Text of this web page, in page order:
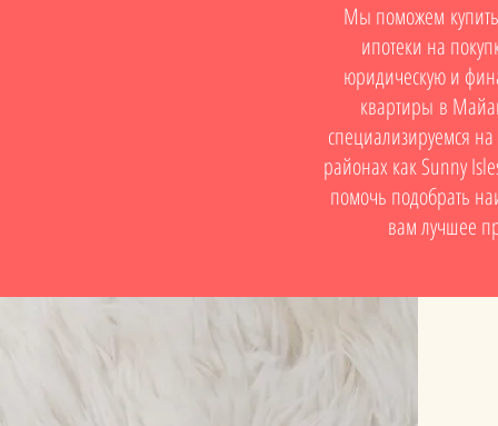
Мы поможем купить
ипотеки на
юридическую и
квартиры в
специализируемся
районах как Sunny
помочь подобрать
вам лучшее